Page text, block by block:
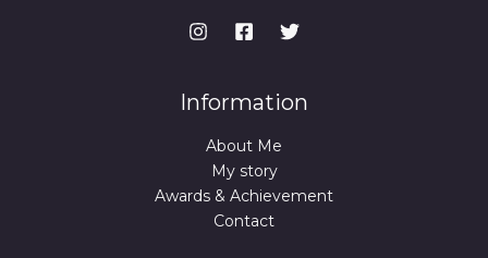
Information
About Me
My story
Awards & Achievement
Contact